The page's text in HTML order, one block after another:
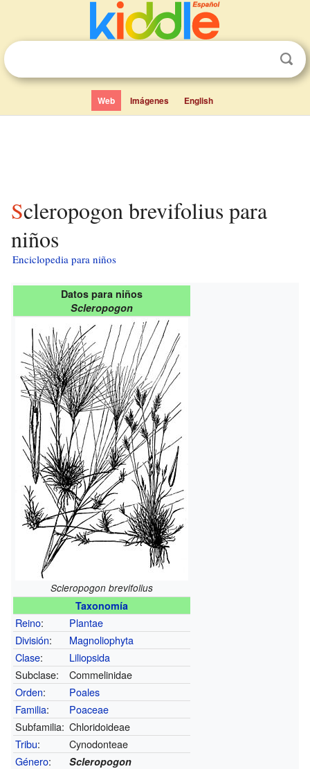
Web Imágenes English
Scleropogon brevifolius para
niños
Enciclopedia para niños
Datos para niños
Scleropogon
Scleropogon brevifolius
Taxonomía
Reino:
Plantae
División:
Magnoliophyta
Clase:
Liliopsida
Subclase:
Commelinidae
Orden:
Poales
Familia:
Poaceae
Subfamilia: Chloridoideae
Tribu:
Cynodonteae
Género: Scleropogon